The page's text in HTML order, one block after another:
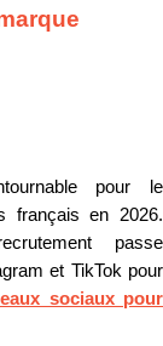
pour le
français en 2026.
passe
et TikTok pour
sociaux pour